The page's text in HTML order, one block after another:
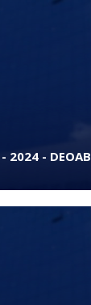
2024 - DEOAB